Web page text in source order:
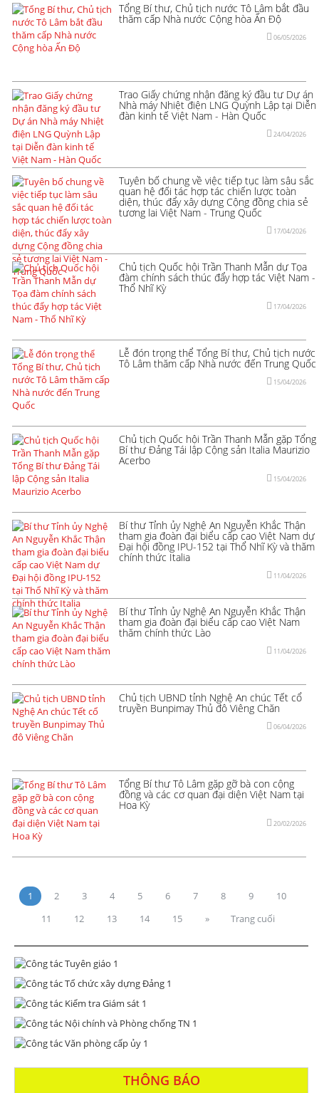
Tổng Bí thư, Chủ tịch nước Tô Lâm bắt đầu
thăm cấp Nhà nước Cộng hòa Ấn Độ
06/05/2026
Trao Giấy chứng nhận đăng ký đầu tư Dự án
Nhà máy Nhiệt điện LNG Quỳnh Lập tại Diễn
đàn kinh tế Việt Nam - Hàn Quốc
24/04/2026
Tuyên bố chung về việc tiếp tục làm sâu sắc
quan hệ đối tác hợp tác chiến lược toàn
diện, thúc đẩy xây dựng Cộng đồng chia sẻ
tương lai Việt Nam - Trung Quốc
17/04/2026
Chủ tịch Quốc hội Trần Thanh Mẫn dự Tọa
đàm chính sách thúc đẩy hợp tác Việt Nam -
Thổ Nhĩ Kỳ
17/04/2026
Lễ đón trọng thể Tổng Bí thư, Chủ tịch nước
Tô Lâm thăm cấp Nhà nước đến Trung Quốc
15/04/2026
Chủ tịch Quốc hội Trần Thanh Mẫn gặp Tổng
Bí thư Đảng Tái lập Cộng sản Italia Maurizio
Acerbo
15/04/2026
Bí thư Tỉnh ủy Nghệ An Nguyễn Khắc Thận
tham gia đoàn đại biểu cấp cao Việt Nam dự
Đại hội đồng IPU-152 tại Thổ Nhĩ Kỳ và thăm
chính thức Italia
11/04/2026
Bí thư Tỉnh ủy Nghệ An Nguyễn Khắc Thận
tham gia đoàn đại biểu cấp cao Việt Nam
thăm chính thức Lào
11/04/2026
Chủ tịch UBND tỉnh Nghệ An chúc Tết cổ
truyền Bunpimay Thủ đô Viêng Chăn
06/04/2026
Tổng Bí thư Tô Lâm gặp gỡ bà con cộng
đồng và các cơ quan đại diện Việt Nam tại
Hoa Kỳ
20/02/2026
1 2 3 4 5 6 7 8 9
10
11
12 13 14 15 » Trang cuối
THÔNG BÁO